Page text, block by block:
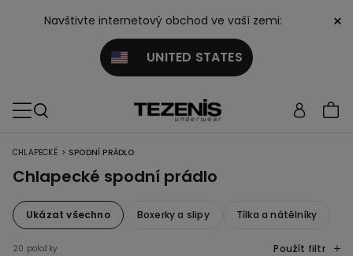
Navštivte internetový obchod ve vaší zemi:
UNITED STATES
×
CHLAPECKÉ > SPODNÍ PRÁDLO
Chlapecké spodní prádlo
Ukázat všechno Boxerky a slipy Tílka a nátělníky
20 položky Použít filtr